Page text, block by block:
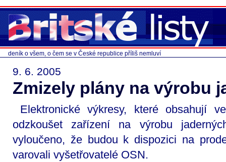
deník o všem, o čem se v České republice příliš nemluví
9. 6. 2005
Zmizely plány na výrobu
Elektronické výkresy, které obsahují
odzkoušet zařízení na výrobu
vyloučeno, že budou k dispozici na
varovali vyšetřovatelé OSN.